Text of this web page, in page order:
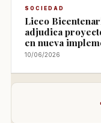
SOCIEDAD
Liceo
adjudica
en nueva
10/06/2026